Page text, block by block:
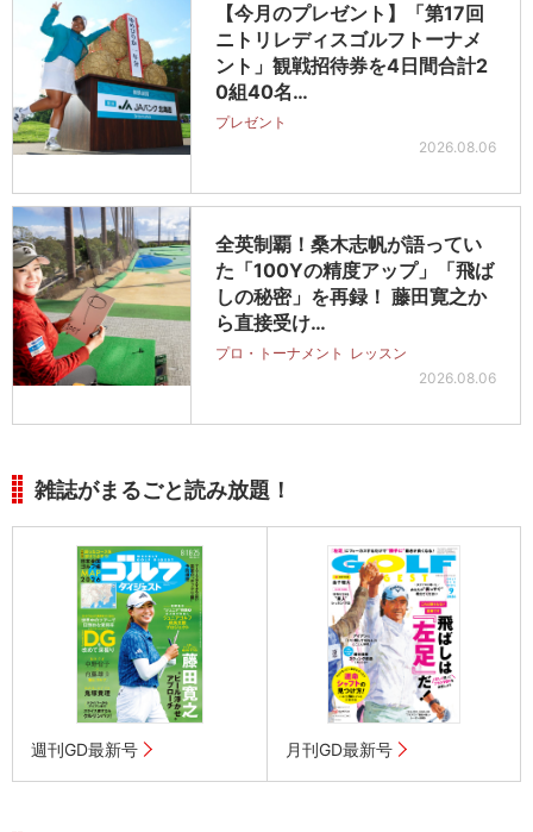
【今月のプレゼント】「第17回
ニトリレディスゴルフトーナメ
ント」観戦招待券を4日間合計2
0組40名…
プレゼント
2026.08.06
全英制覇！桑木志帆が語ってい
た「100Yの精度アップ」「飛ば
しの秘密」を再録！ 藤田寛之か
ら直接受け…
プロ・トーナメント レッスン
2026.08.06
雑誌がまるごと読み放題！
週刊GD最新号 月刊GD最新号